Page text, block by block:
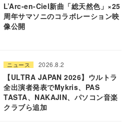
L’Arc-en-Ciel新曲「総天然色」×25
周年サマソニのコラボレーション映
像公開
ニュース 2026.8.2
【ULTRA JAPAN 2026】ウルトラ
全出演者発表でMykris、PAS
TASTA、NAKAJIN、パソコン音楽
クラブら追加